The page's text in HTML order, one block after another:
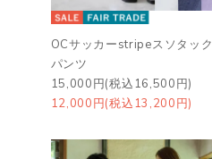
OCサッカーstripeスソタック
パンツ
15,000円(税込16,500円)
12,000円(税込13,200円)